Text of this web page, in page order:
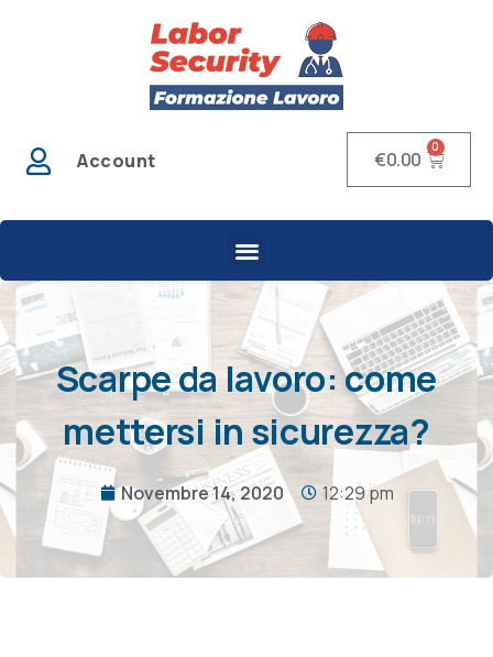
Account €0.00
0
Scarpe da lavoro: come
mettersi in sicurezza?
Novembre 14, 2020 12:29 pm